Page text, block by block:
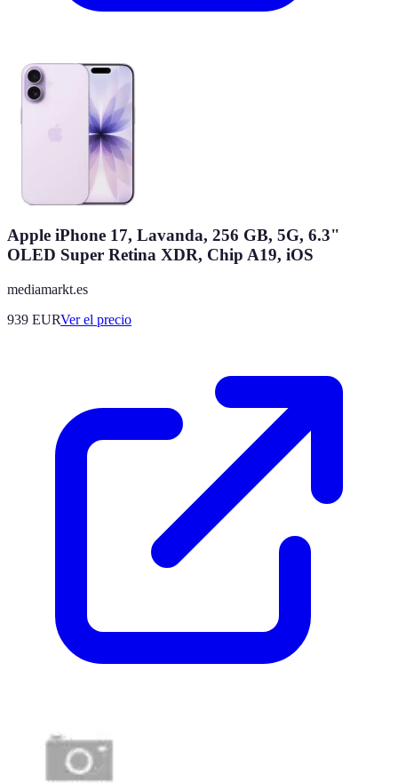
Apple iPhone 17, Lavanda, 256 GB, 5G, 6.3"
OLED Super Retina XDR, Chip A19, iOS
mediamarkt.es
939 EURVer el precio